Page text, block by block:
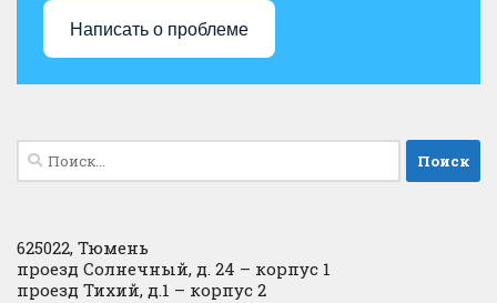
Написать о проблеме
Найти:
625022, Тюмень
проезд Солнечный, д. 24 – корпус 1
проезд Тихий, д.1 – корпус 2